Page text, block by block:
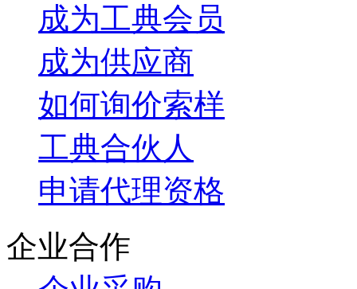
成为工典会员
成为供应商
如何询价索样
工典合伙人
申请代理资格
企业合作